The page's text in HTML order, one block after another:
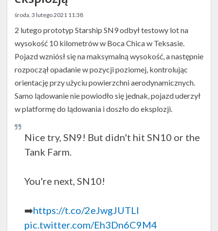
środa, 3 lutego 2021 11:38
2 lutego prototyp Starship SN9 odbył testowy lot na
wysokość 10 kilometrów w Boca Chica w Teksasie.
Pojazd wzniósł się na maksymalną wysokość, a następnie
rozpoczął opadanie w pozycji poziomej, kontrolując
orientację przy użyciu powierzchni aerodynamicznych.
Samo lądowanie nie powiodło się jednak, pojazd uderzył
w platformę do lądowania i doszło do eksplozji.
Nice try, SN9! But didn't hit SN10 or the
Tank Farm.
You're next, SN10!
➡️https://t.co/2eJwgJUTLl
pic.twitter.com/Eh3Dn6C9M4